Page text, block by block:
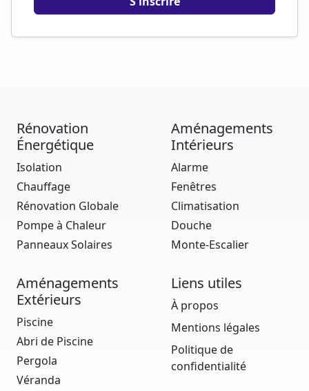
Rénovation
Énergétique
Isolation
Chauffage
Rénovation Globale
Pompe à Chaleur
Panneaux Solaires
Aménagements
Intérieurs
Alarme
Fenêtres
Climatisation
Douche
Monte-Escalier
Aménagements
Extérieurs
Piscine
Abri de Piscine
Pergola
Véranda
Liens utiles
À propos
Mentions légales
Politique de
confidentialité